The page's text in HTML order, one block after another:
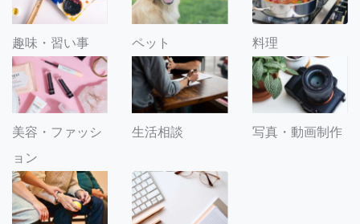
趣味・習い事 ペット 料理
美容・ファッシ
ョン
生活相談 写真・動画制作